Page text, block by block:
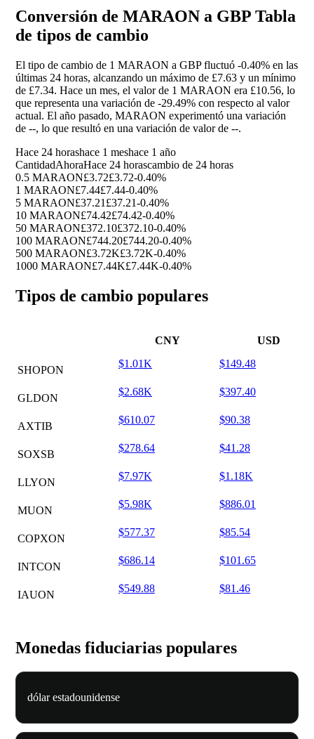
Conversión de MARAON a GBP Tabla
de tipos de cambio
El tipo de cambio de 1 MARAON a GBP fluctuó -0.40% en las
últimas 24 horas, alcanzando un máximo de £7.63 y un mínimo
de £7.34. Hace un mes, el valor de 1 MARAON era £10.56, lo
que representa una variación de -29.49% con respecto al valor
actual. El año pasado, MARAON experimentó una variación
de --, lo que resultó en una variación de valor de --.
Hace 24 horashace 1 meshace 1 año
CantidadAhoraHace 24 horascambio de 24 horas
0.5 MARAON£3.72£3.72-0.40%
1 MARAON£7.44£7.44-0.40%
5 MARAON£37.21 £37.21-0.40%
10 MARAON£74.42£74.42-0.40%
50 MARAON£372.10£372.10-0.40%
100 MARAON£744.20£744.20-0.40%
500 MARAON£3.72K£3.72K-0.40%
1000 MARAON£7.44K£7.44K-0.40%
Tipos de cambio populares
CNY USD
SHOPON
$1.01K $149.48
GLDON
$2.68K $397.40
AXTIB
$610.07 $90.38
SOXSB
$278.64 $41.28
LLYON
$7.97K $1.18K
MUON
$5.98K $886.01
COPXON
$577.37 $85.54
INTCON
$686.14 $101.65
IAUON
$549.88 $81.46
Monedas fiduciarias populares
dólar estadounidense